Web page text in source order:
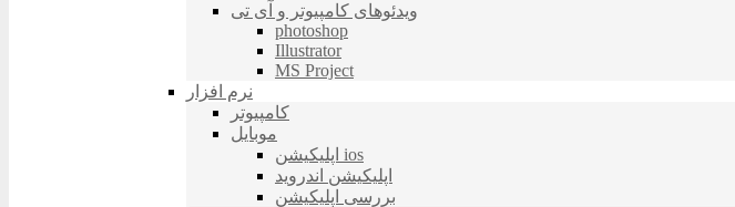
ویدئوهای کامپیوتر و آی تی
photoshop
Illustrator
MS Project
نرم افزار
کامپیوتر
موبایل
اپلیکیشن ios
اپلیکیشن اندروید
بررسی اپلیکیشن